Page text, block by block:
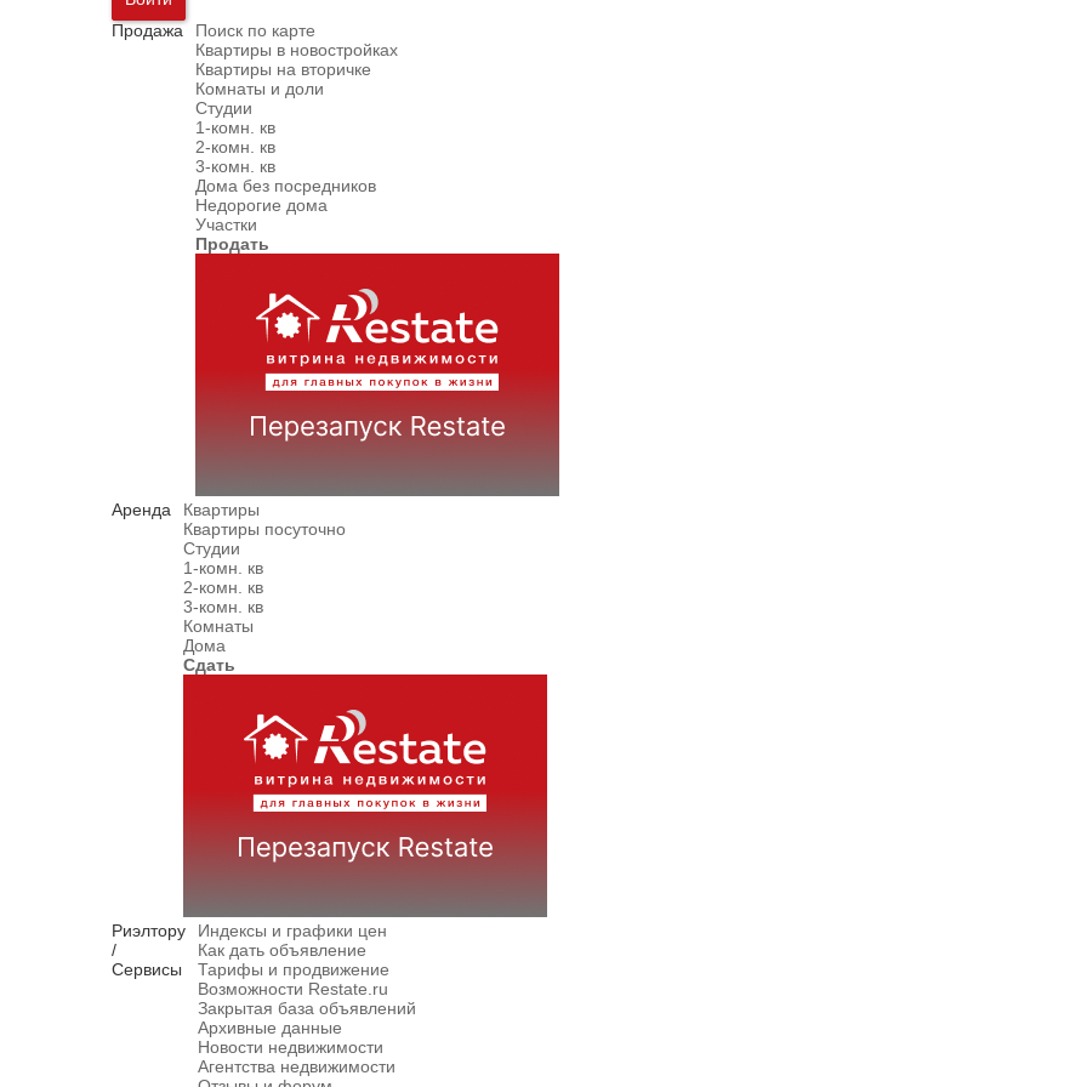
Продажа
Поиск по карте
Квартиры в новостройках
Квартиры на вторичке
Комнаты и доли
Студии
1-комн. кв
2-комн. кв
3-комн. кв
Дома без посредников
Недорогие дома
Участки
Продать
Аренда
Квартиры
Квартиры посуточно
Студии
1-комн. кв
2-комн. кв
3-комн. кв
Комнаты
Дома
Сдать
Риэлтору
/
Сервисы
Индексы и графики цен
Как дать объявление
Тарифы и продвижение
Возможности Restate.ru
Закрытая база объявлений
Архивные данные
Новости недвижимости
Агентства недвижимости